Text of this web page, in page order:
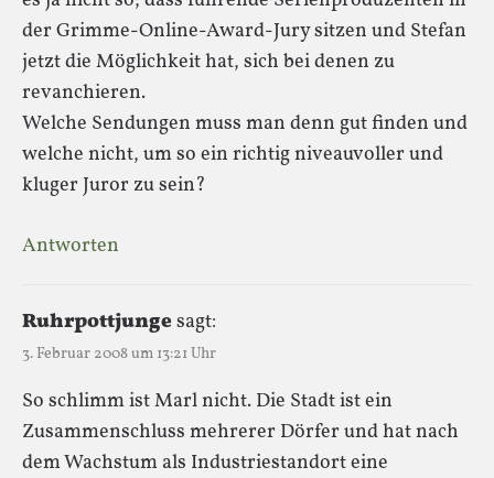
der Grimme-Online-Award-Jury sitzen und Stefan
jetzt die Möglichkeit hat, sich bei denen zu
revanchieren.
Welche Sendungen muss man denn gut finden und
welche nicht, um so ein richtig niveauvoller und
kluger Juror zu sein?
Antworten
Ruhrpottjungesagt:
3. Februar 2008 um 13:21 Uhr
So schlimm ist Marl nicht. Die Stadt ist ein
Zusammenschluss mehrerer Dörfer und hat nach
dem Wachstum als Industriestandort eine